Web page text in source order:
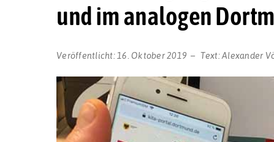
und im analogen
Veröffentlicht: 16. Oktober 2019 Text:Alexander